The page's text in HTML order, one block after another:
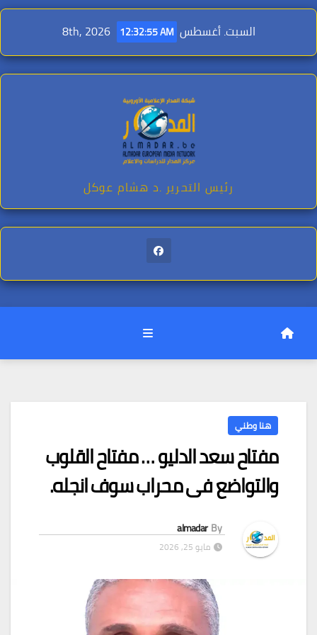
Skip
content
السبت. أغسطس 8th, 2026 12:32:57 AM
رئيس التحرير .د هشام عوكل
هنا وطني
مفتاح سعد الدليو … مفتاح القلوب
والتواضع فى محراب سوف انجله.
By
almadar
مايو 25, 2026